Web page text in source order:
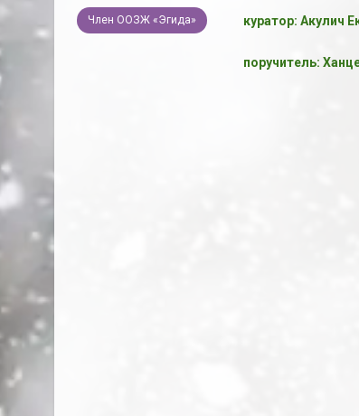
Член ООЗЖ «Эгида» куратор: Акулич
поручитель: